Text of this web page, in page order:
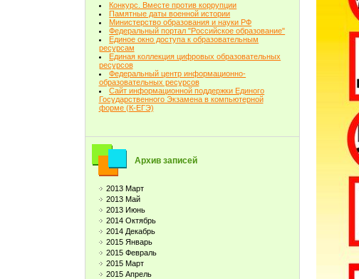
Конкурс. Вместе против коррупции
Памятные даты военной истории
Министерство образования и науки РФ
Федеральный портал "Российское образование"
Единое окно доступа к образовательным
ресурсам
Единая коллекция цифровых образовательных
ресурсов
Федеральный центр информационно-
образовательных ресурсов
Сайт информационной поддержки Единого
Государственного Экзамена в компьютерной
форме (К-ЕГЭ)
Архив записей
2013 Март
2013 Май
2013 Июнь
2014 Октябрь
2014 Декабрь
2015 Январь
2015 Февраль
2015 Март
2015 Апрель